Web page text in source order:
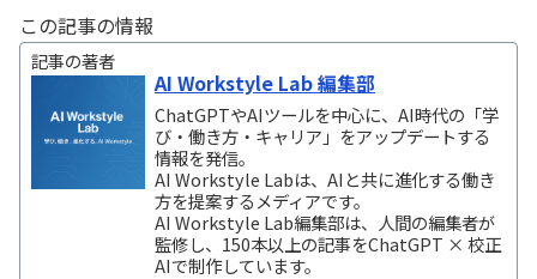
この記事の情報
記事の著者
AI Workstyle Lab 編集部
ChatGPTやAIツールを中心に、AI時代の「学
び・働き方・キャリア」をアップデートする
情報を発信。
AI Workstyle Labは、AIと共に進化する働き
方を提案するメディアです。
AI Workstyle Lab編集部は、人間の編集者が
監修し、150本以上の記事をChatGPT × 校正
AIで制作しています。